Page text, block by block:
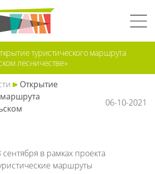
туристического маршрута
лесничестве»
Открытие
маршрута
06-10-2021
в рамках проекта
маршруты